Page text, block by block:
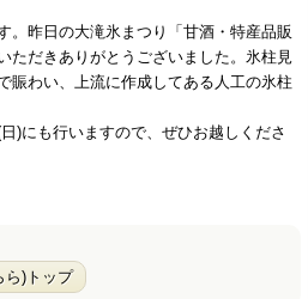
。昨日の大滝氷まつり「甘酒・特産品販
ただきありがとうございました。氷柱見
賑わい、上流に作成してある人工の氷柱
)にも行いますので、ぜひお越しくださ
ら)トップ